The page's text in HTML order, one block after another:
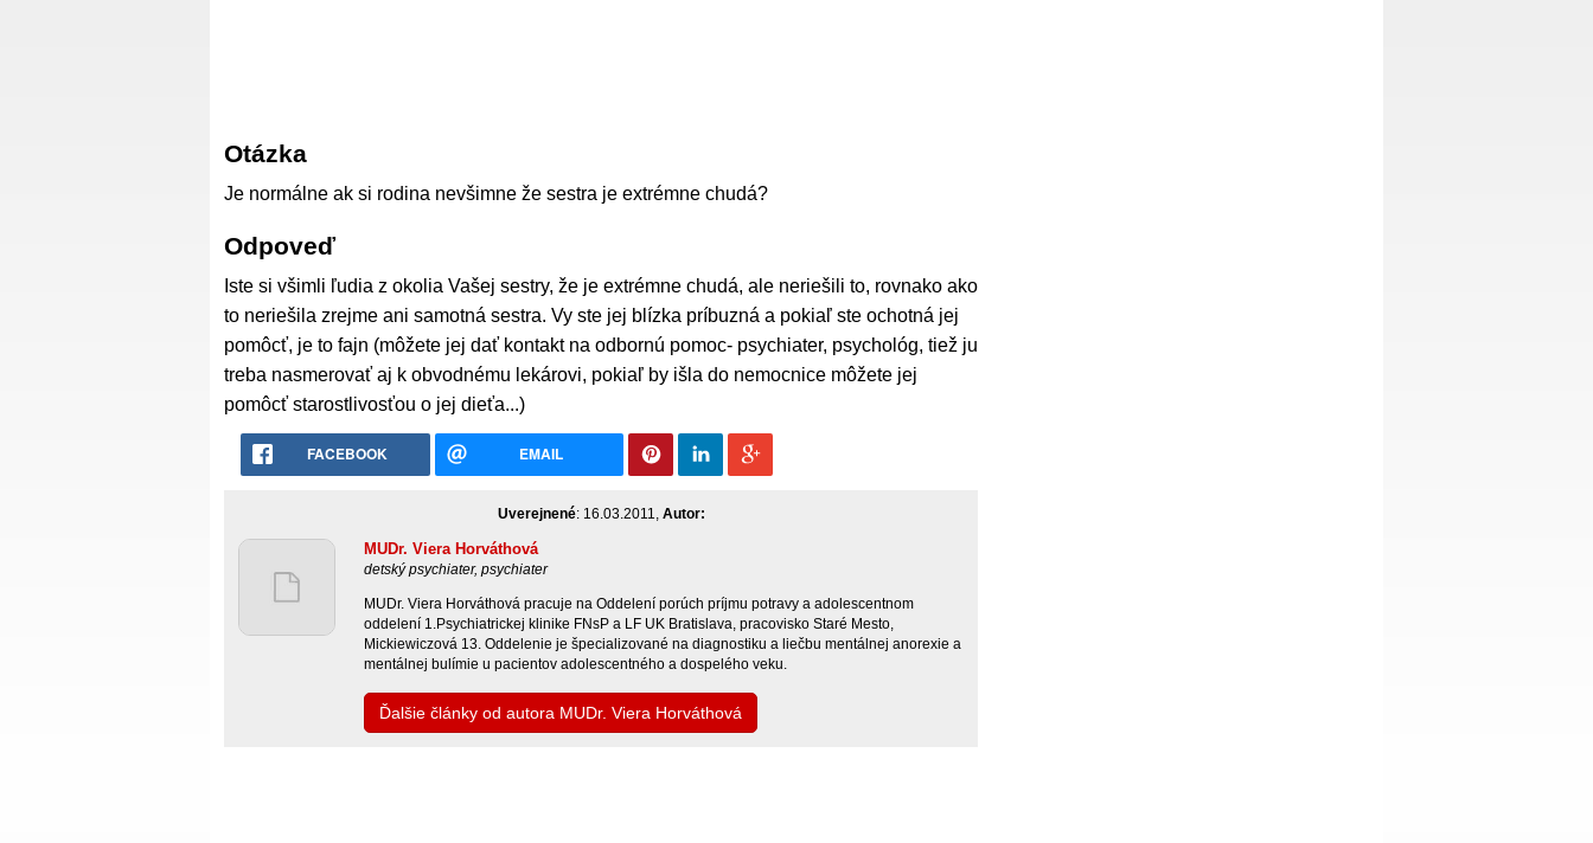
Otázka
Je normálne ak si rodina nevšimne že sestra je extrémne chudá?
Odpoveď
Iste si všimli ľudia z okolia Vašej sestry, že je extrémne chudá, ale neriešili to, rovnako ako
to neriešila zrejme ani samotná sestra. Vy ste jej blízka príbuzná a pokiaľ ste ochotná jej
pomôcť, je to fajn (môžete jej dať kontakt na odbornú pomoc- psychiater, psychológ, tiež ju
treba nasmerovať aj k obvodnému lekárovi, pokiaľ by išla do nemocnice môžete jej
pomôcť starostlivosťou o jej dieťa...)
FACEBOOK EMAIL
Uverejnené: 16.03.2011, Autor:
MUDr. Viera Horváthová
detský psychiater, psychiater
MUDr. Viera Horváthová pracuje na Oddelení porúch príjmu potravy a adolescentnom
oddelení 1.Psychiatrickej klinike FNsP a LF UK Bratislava, pracovisko Staré Mesto,
Mickiewiczová 13. Oddelenie je špecializované na diagnostiku a liečbu mentálnej anorexie a
mentálnej bulímie u pacientov adolescentného a dospelého veku.
Ďalšie články od autora MUDr. Viera Horváthová